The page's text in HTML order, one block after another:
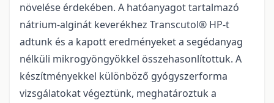
növelése érdekében. A hatóanyagot tartalmazó
nátrium-alginát keverékhez Transcutol® HP-t
adtunk és a kapott eredményeket a segédanyag
nélküli mikrogyöngyökkel összehasonlítottuk. A
készítményekkel különböző gyógyszerforma
vizsgálatokat végeztünk, meghatároztuk a